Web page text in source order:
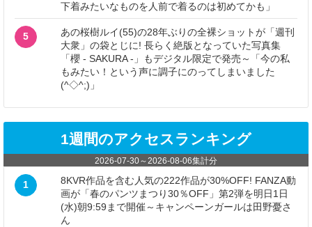
下着みたいなものを人前で着るのは初めてかも」
5
あの桜樹ルイ(55)の28年ぶりの全裸ショットが「週刊
大衆」の袋とじに! 長らく絶版となっていた写真集
「櫻 - SAKURA -」もデジタル限定で発売～「今の私
もみたい！という声に調子にのってしまいました
(^◇^;)」
1週間のアクセスランキング
2026-07-30～2026-08-06集計分
1
8KVR作品を含む人気の222作品が30%OFF! FANZA動
画が「春のパンツまつり30％OFF」第2弾を明日1日
(水)朝9:59まで開催～キャンペーンガールは田野憂さ
ん